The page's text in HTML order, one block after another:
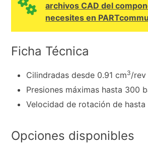
archivos CAD del
necesites en
Ficha Técnica
Cilindradas desde 0.91 cm3/rev
Presiones máximas hasta 300
Velocidad de rotación de
Opciones disponibles